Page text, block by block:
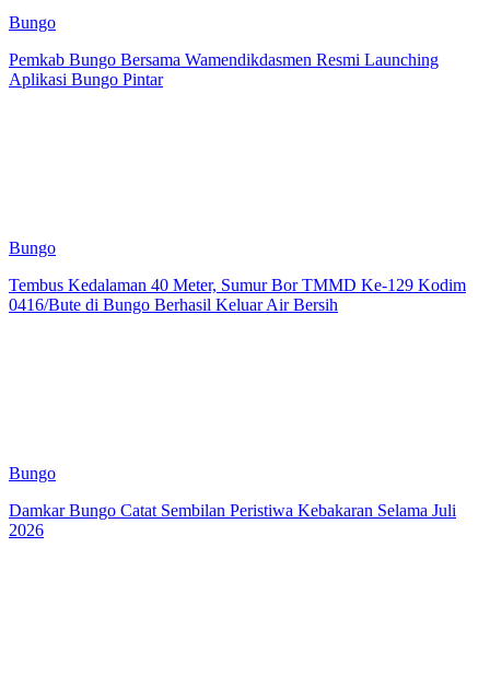
Bungo
Pemkab Bungo Bersama Wamendikdasmen Resmi Launching
Aplikasi Bungo Pintar
Bungo
Tembus Kedalaman 40 Meter, Sumur Bor TMMD Ke-129 Kodim
0416/Bute di Bungo Berhasil Keluar Air Bersih
Bungo
Damkar Bungo Catat Sembilan Peristiwa Kebakaran Selama Juli
2026